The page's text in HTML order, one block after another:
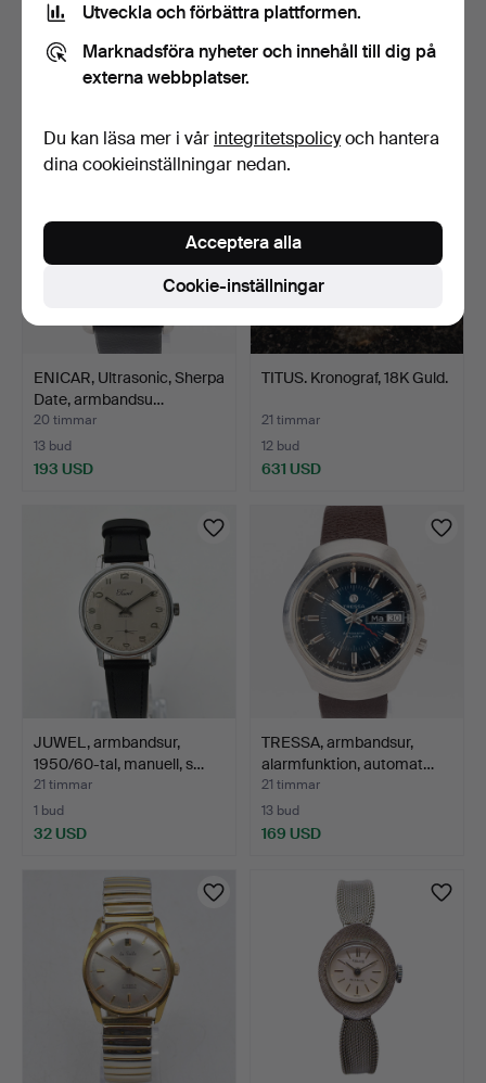
OMEGA, Seamaster,
20 timmar
LANCO, armbandsur, 1970-
20 timmar
ENICAR, Ultrasonic, Sherpa
Date, armbandsu…
20 timmar
13 bud
193 USD
TITUS. Kronograf, 18K Guld.
21 timmar
12 bud
631 USD
JUWEL, armbandsur,
1950/60-tal, manuell, s…
21 timmar
1 bud
32 USD
TRESSA, armbandsur,
alarmfunktion, automat…
21 timmar
13 bud
169 USD
Utveckla och förbättra plattformen.
Marknadsföra nyheter och innehåll till dig på
externa webbplatser.
Du kan läsa mer i vår integritetspolicyoch hantera
dina cookieinställningar nedan.
Cookie-inställningar
Acceptera alla